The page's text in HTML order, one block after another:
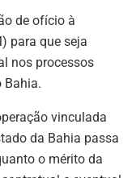
de ofício à
para que seja
nos processos
Bahia.
vinculada
da Bahia passa
o mérito da
mineral